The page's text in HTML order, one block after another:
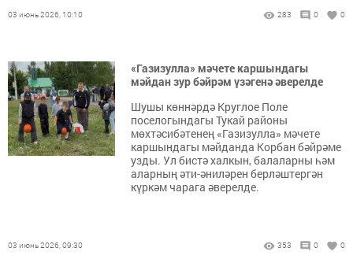
03 июнь 2026, 10:10 283 0 0
«Газизулла» мәчете каршындагы
мәйдан зур бәйрәм үзәгенә әверелде
Шушы көннәрдә Круглое Поле
поселогындагы Тукай районы
мөхтәсибәтенең «Газизулла» мәчете
каршындагы мәйданда Корбан бәйрәме
узды. Ул бистә халкын, балаларны һәм
аларның әти-әниләрен берләштергән
күркәм чарага әверелде.
03 июнь 2026, 09:30 353 0 0